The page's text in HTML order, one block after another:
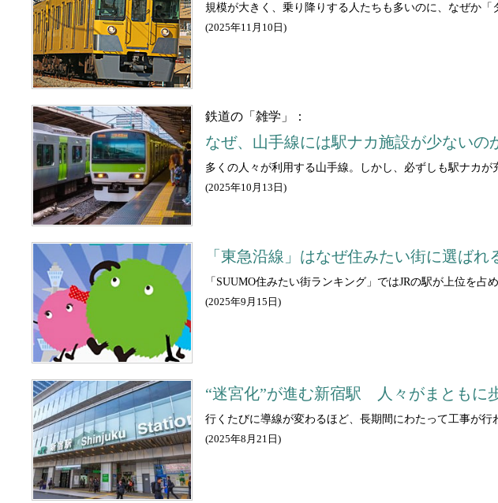
規模が大きく、乗り降りする人たちも多いのに、なぜか
(2025年11月10日 )
鉄道の「雑学」：
なぜ、山手線には駅ナカ施設が少ない
多くの人々が利用する山手線。しかし、必ずしも駅ナカ
(2025年10月13日 )
「東急沿線」はなぜ住みたい街に選ば
「SUUMO住みたい街ランキング」ではJRの駅が上位を
(2025年9月15日 )
“迷宮化”が進む新宿駅 人々がまともに
行くたびに導線が変わるほど、長期間にわたって工事が
(2025年8月21日 )